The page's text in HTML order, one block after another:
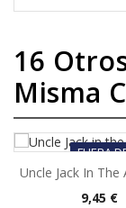
16
Misma
FUERA
Uncle Jack In The
Precio
9,45 €